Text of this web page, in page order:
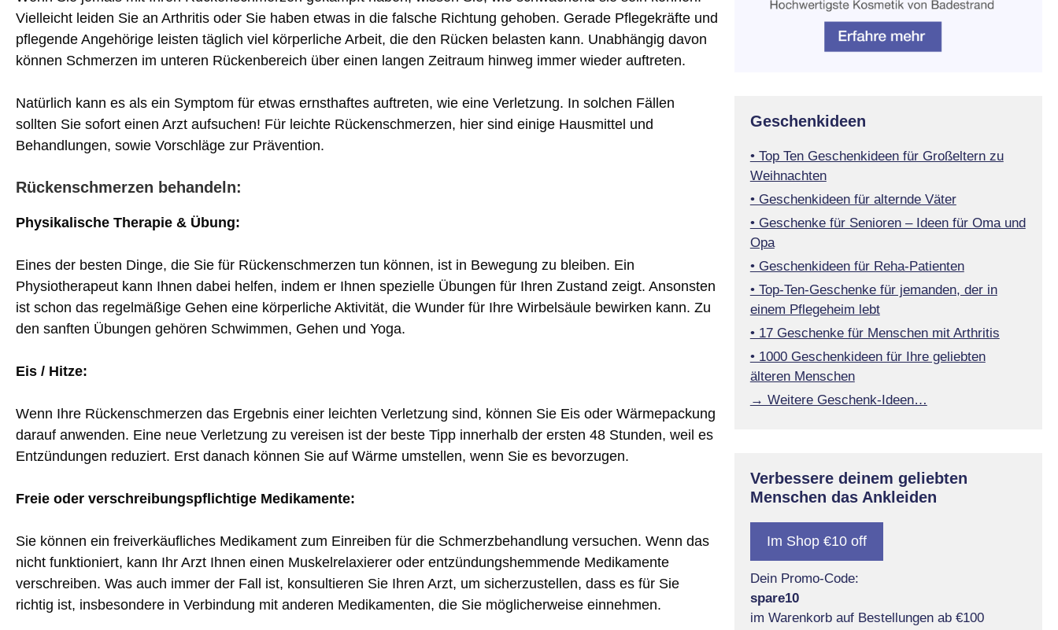
Vielleicht leiden Sie an Arthritis oder Sie haben etwas in die falsche Richtung gehoben. Gerade Pflegekräfte und
pflegende Angehörige leisten täglich viel körperliche Arbeit, die den Rücken belasten kann. Unabhängig davon
können Schmerzen im unteren Rückenbereich über einen langen Zeitraum hinweg immer wieder auftreten.
Natürlich kann es als ein Symptom für etwas ernsthaftes auftreten, wie eine Verletzung. In solchen Fällen
sollten Sie sofort einen Arzt aufsuchen! Für leichte Rückenschmerzen, hier sind einige Hausmittel und
Behandlungen, sowie Vorschläge zur Prävention.
Rückenschmerzen behandeln:
Physikalische Therapie & Übung:
Eines der besten Dinge, die Sie für Rückenschmerzen tun können, ist in Bewegung zu bleiben. Ein
Physiotherapeut kann Ihnen dabei helfen, indem er Ihnen spezielle Übungen für Ihren Zustand zeigt. Ansonsten
ist schon das regelmäßige Gehen eine körperliche Aktivität, die Wunder für Ihre Wirbelsäule bewirken kann. Zu
den sanften Übungen gehören Schwimmen, Gehen und Yoga.
Eis / Hitze:
Wenn Ihre Rückenschmerzen das Ergebnis einer leichten Verletzung sind, können Sie Eis oder Wärmepackung
darauf anwenden. Eine neue Verletzung zu vereisen ist der beste Tipp innerhalb der ersten 48 Stunden, weil es
Entzündungen reduziert. Erst danach können Sie auf Wärme umstellen, wenn Sie es bevorzugen.
Freie oder verschreibungspflichtige Medikamente:
Sie können ein freiverkäufliches Medikament zum Einreiben für die Schmerzbehandlung versuchen. Wenn das
nicht funktioniert, kann Ihr Arzt Ihnen einen Muskelrelaxierer oder entzündungshemmende Medikamente
verschreiben. Was auch immer der Fall ist, konsultieren Sie Ihren Arzt, um sicherzustellen, dass es für Sie
richtig ist, insbesondere in Verbindung mit anderen Medikamenten, die Sie möglicherweise einnehmen.
Geschenkideen
• Top Ten Geschenkideen für Großeltern zu
Weihnachten
• Geschenkideen für alternde Väter
• Geschenke für Senioren – Ideen für Oma und
Opa
• Geschenkideen für Reha-Patienten
• Top-Ten-Geschenke für jemanden, der in
einem Pflegeheim lebt
• 17 Geschenke für Menschen mit Arthritis
• 1000 Geschenkideen für Ihre geliebten
älteren Menschen
→ Weitere Geschenk-Ideen…
Verbessere deinem geliebten
Menschen das Ankleiden
Im Shop €10 off
Dein Promo-Code:
spare10
im Warenkorb auf Bestellungen ab €100